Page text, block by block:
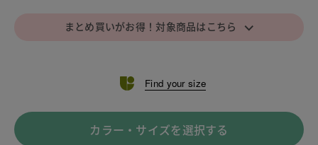
まとめ買いがお得！対象商品はこちら ⌵
Find your size
カラー・サイズを選択する